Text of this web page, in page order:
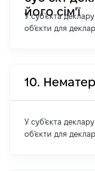
його сім'ї
У суб'єкта
об'єкти для
10.
У суб'єкта
об'єкти для